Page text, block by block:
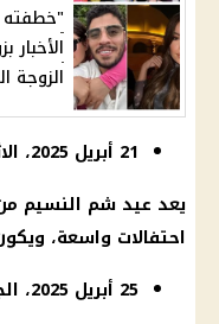
"خطفته
الزوجة
21 أبريل 2025، الاثنين: عيد شم النسيم.
يعد عيد شم النسيم
احتفالات واسعة،
25 أبريل 2025، الجمعة: عيد تحرير سيناء.